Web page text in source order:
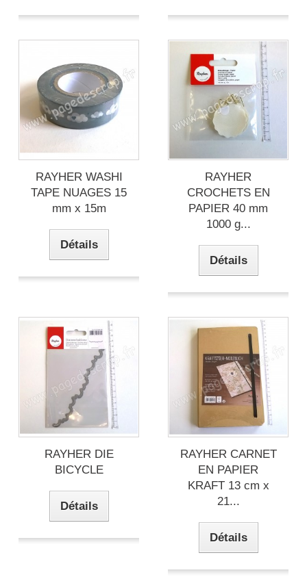
RAYHER WASHI
TAPE NUAGES 15
mm x 15m
Détails
RAYHER
CROCHETS EN
PAPIER 40 mm
1000 g...
Détails
RAYHER DIE
BICYCLE
Détails
RAYHER CARNET
EN PAPIER
KRAFT 13 cm x
21...
Détails